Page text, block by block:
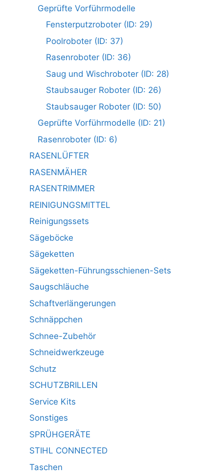
Geprüfte Vorführmodelle
Fensterputzroboter (ID: 29)
Poolroboter (ID: 37)
Rasenroboter (ID: 36)
Saug und Wischroboter (ID: 28)
Staubsauger Roboter (ID: 26)
Staubsauger Roboter (ID: 50)
Geprüfte Vorführmodelle (ID: 21)
Rasenroboter (ID: 6)
RASENLÜFTER
RASENMÄHER
RASENTRIMMER
REINIGUNGSMITTEL
Reinigungssets
Sägeböcke
Sägeketten
Sägeketten-Führungsschienen-Sets
Saugschläuche
Schaftverlängerungen
Schnäppchen
Schnee-Zubehör
Schneidwerkzeuge
Schutz
SCHUTZBRILLEN
Service Kits
Sonstiges
SPRÜHGERÄTE
STIHL CONNECTED
Taschen